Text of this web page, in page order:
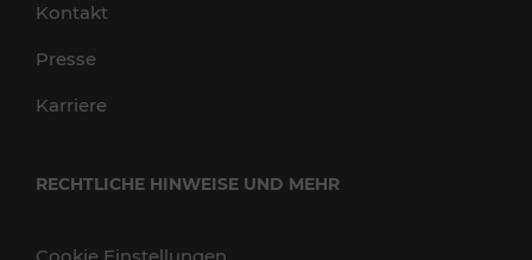
Kontakt
Presse
Karriere
RECHTLICHE HINWEISE UND MEHR